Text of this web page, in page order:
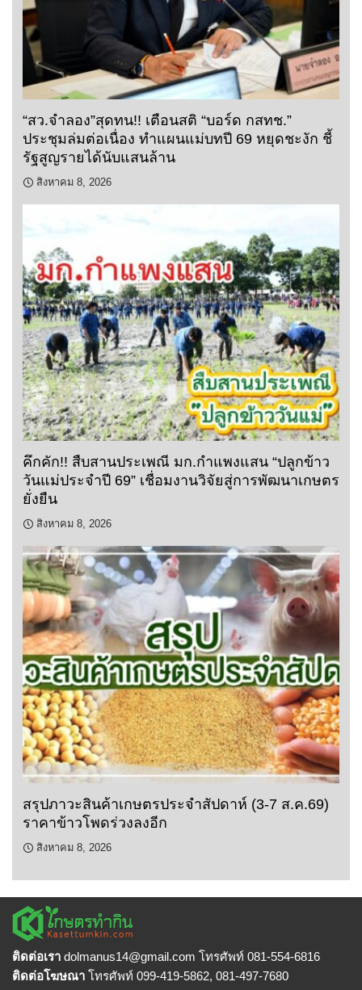
“สว.จำลอง”สุดทน!! เตือนสติ “บอร์ด กสทช.”
ประชุมล่มต่อเนื่อง ทำแผนแม่บทปี 69 หยุดชะงัก ชี้
รัฐสูญรายได้นับแสนล้าน
สิงหาคม 8, 2026
คึกคัก!! สืบสานประเพณี มก.กำแพงแสน “ปลูกข้าว
วันแม่ประจำปี 69” เชื่อมงานวิจัยสู่การพัฒนาเกษตร
ยั่งยืน
สิงหาคม 8, 2026
สรุปภาวะสินค้าเกษตรประจำสัปดาห์ (3-7 ส.ค.69)
ราคาข้าวโพดร่วงลงอีก
สิงหาคม 8, 2026
ติดต่อเรา dolmanus14@gmail.com โทรศัพท์ 081-554-6816
ติดต่อโฆษณา โทรศัพท์ 099-419-5862, 081-497-7680